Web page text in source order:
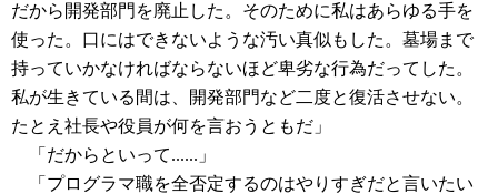
だから開発部門を廃止した。そのために私はあらゆる手を
使った。口にはできないような汚い真似もした。墓場まで
持っていかなければならないほど卑劣な行為だってした。
私が生きている間は、開発部門など二度と復活させない。
たとえ社長や役員が何を言おうともだ」
「だからといって......」
「プログラマ職を全否定するのはやりすぎだと言いたい